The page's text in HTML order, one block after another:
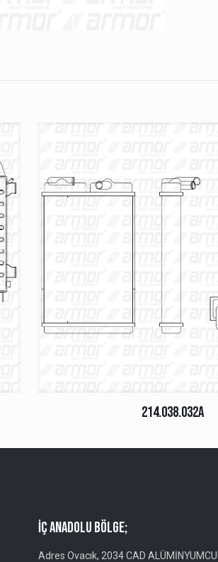
214.038.032A
İç Anadolu Bölge;
Adres Ovacık, 2034 CAD